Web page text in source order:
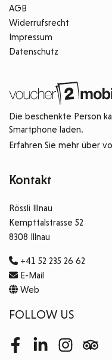
AGB
Widerrufsrecht
Impressum
Datenschutz
Die beschenkte Person
Smartphone laden.
Erfahren Sie mehr über
Kontakt
Rössli Illnau
Kempttalstrasse 52
8308 Illnau
+41 52 235 26 62
E-Mail
Web
FOLLOW US
FacebookLinkedInInstagram